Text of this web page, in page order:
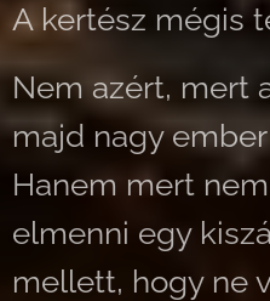
A kertész mégis
Nem azért, mert
majd nagy
Hanem mert
elmenni egy
mellett, hogy ne